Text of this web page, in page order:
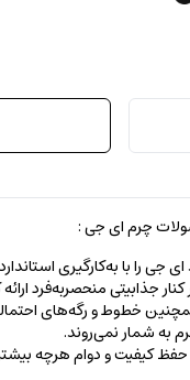
چرم ای جی :
را با به‌کارگیری
کنار جذابیتی منحصربه‌فرد
خطوط و رگه‌‌های
به شمار نمی‌روند.
حفظ کیفیت و دوام هرچه